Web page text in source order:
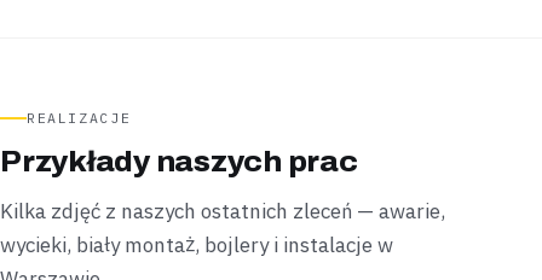
woda z kranu.”
Podaliśmy cenę z góry, sprawdziliśmy pompę głębinową i
przywróciliśmy dopływ;wodę przywróciliśmy tego
samego wyjazdu
Opanowane Cena znana z góry
REALIZACJE
Przykłady naszych prac
Kilka zdjęć z naszych ostatnich zleceń — awarie,
wycieki, biały montaż, bojlery i instalacje w